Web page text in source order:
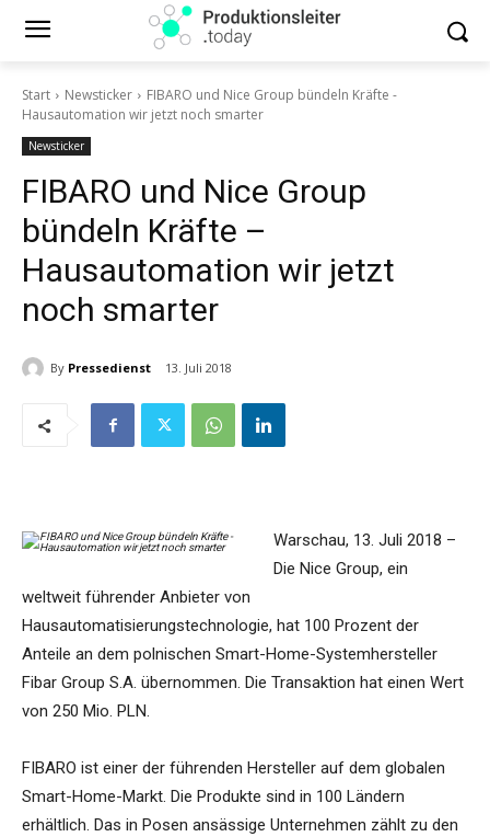
Start Newsticker
FIBARO und Nice Group bündeln Kräfte -
Hausautomation wir jetzt noch smarter
Newsticker
FIBARO und Nice Group
bündeln Kräfte –
Hausautomation wir jetzt
noch smarter
By Pressedienst 13. Juli 2018
Warschau, 13. Juli 2018 –
Die Nice Group, ein
weltweit führender Anbieter von
Hausautomatisierungstechnologie, hat 100 Prozent der
Anteile an dem polnischen Smart-Home-Systemhersteller
Fibar Group S.A. übernommen. Die Transaktion hat einen Wert
von 250 Mio. PLN.
FIBARO ist einer der führenden Hersteller auf dem globalen
Smart-Home-Markt. Die Produkte sind in 100 Ländern
erhältlich. Das in Posen ansässige Unternehmen zählt zu den